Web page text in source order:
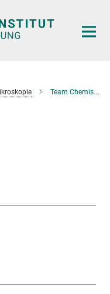
Team Chemische Kristallographie und Elektronenmikroskopie